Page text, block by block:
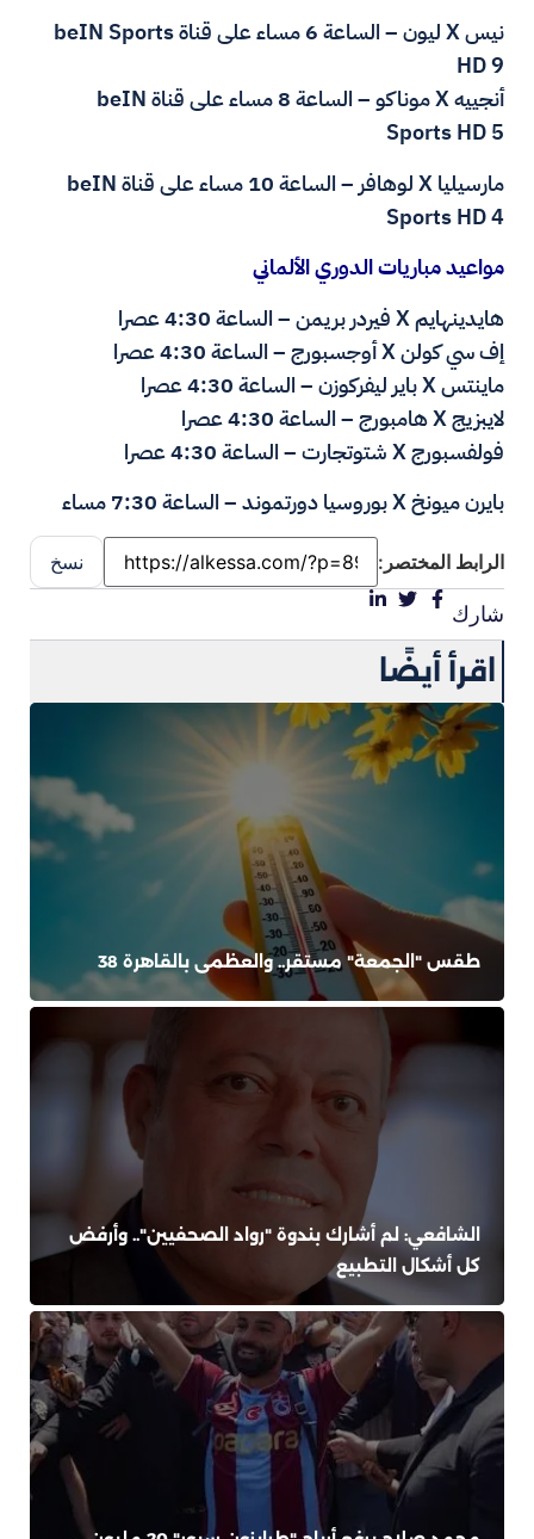
نيس X ليون – الساعة 6 مساء على قناة beIN Sports
HD 9
أنجييه X موناكو – الساعة 8 مساء على قناة beIN
Sports HD 5
مارسيليا X لوهافر – الساعة 10 مساء على قناة beIN
Sports HD 4
مواعيد مباريات الدوري الألماني
هايدينهايم X فيردر بريمن – الساعة 4:30 عصرا
إف سي كولن X أوجسبورج – الساعة 4:30 عصرا
ماينتس X باير ليفركوزن – الساعة 4:30 عصرا
لايبزيج X هامبورج – الساعة 4:30 عصرا
فولفسبورج X شتوتجارت – الساعة 4:30 عصرا
بايرن ميونخ X بوروسيا دورتموند – الساعة 7:30 مساء
الرابط المختصر: نسخ
شارك
اقرأ أيضًا
طقس "الجمعة" مستقر.. والعظمى بالقاهرة 38
الشافعي: لم أشارك بندوة "رواد الصحفيين".. وأرفض
كل أشكال التطبيع